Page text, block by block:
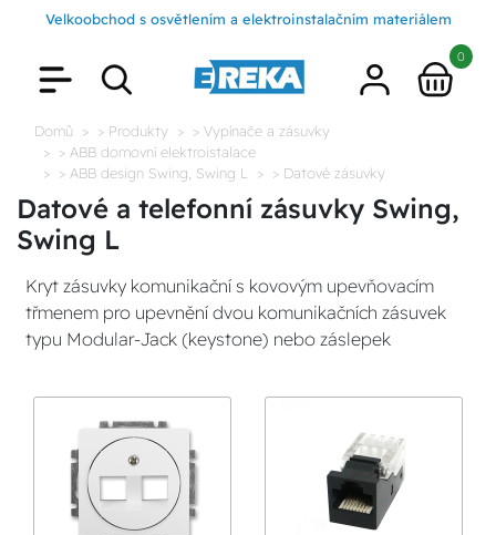
Velkoobchod s osvětlením a elektroinstalačním materiálem
0
Domů > Produkty
> Vypínače a zásuvky
> ABB domovní elektroistalace
> ABB design Swing, Swing L
> Datové zásuvky
Datové a telefonní zásuvky Swing,
Swing L
Kryt zásuvky komunikační s kovovým upevňovacím
třmenem pro upevnění dvou komunikačních zásuvek
typu Modular-Jack (keystone) nebo záslepek